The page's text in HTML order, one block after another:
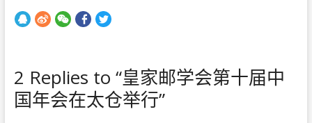
2 Replies to “皇家邮学会第十届中
国年会在太仓举行”